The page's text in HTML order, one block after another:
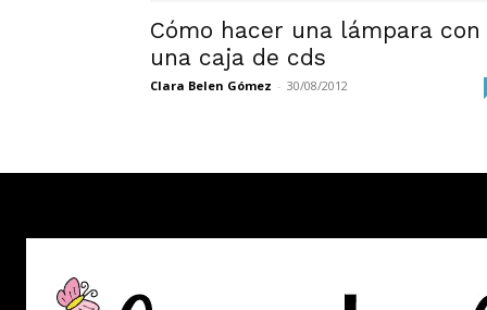
Cómo hacer una lámpara con
una caja de cds
Clara Belen Gómez - 30/08/2012